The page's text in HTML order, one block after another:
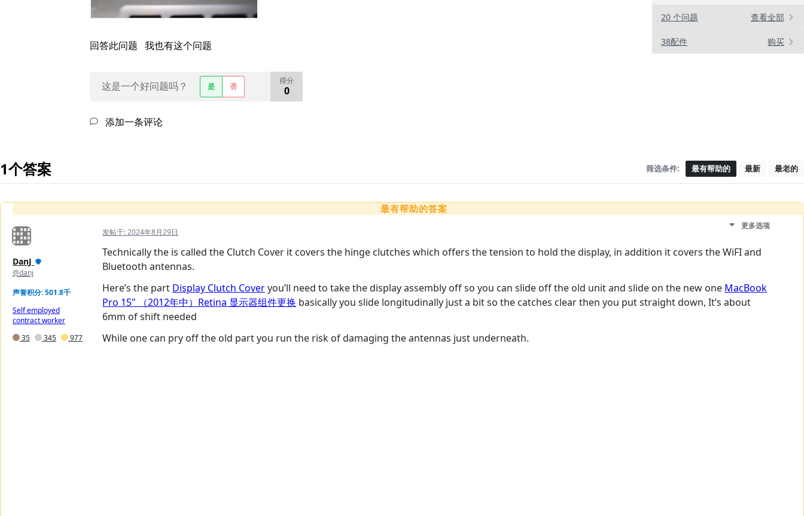
20 个问题 查看全部
38配件 购买
回答此问题 我也有这个问题
这是一个好问题吗？ 是 否
得分
0
添加一条评论
1个答案 筛选条件: 最有帮助的 最新 最老的
最有帮助的答案
DanJ
@danj
声誉积分: 501.8千
Self employed
contract worker
35
345 977
发帖于:2024年8月29日
更多选项
Technically the is called the Clutch Cover it covers the hinge clutches which offers the tension to hold the display, in addition it covers the WiFI and
Bluetooth antennas.
Here’s the part Display Clutch Coveryou’ll need to take the display assembly off so you can slide off the old unit and slide on the new one MacBook
Pro 15" （2012年中）Retina 显示器组件更换 basically you slide longitudinally just a bit so the catches clear then you put straight down, It’s about
6mm of shift needed
While one can pry off the old part you run the risk of damaging the antennas just underneath.